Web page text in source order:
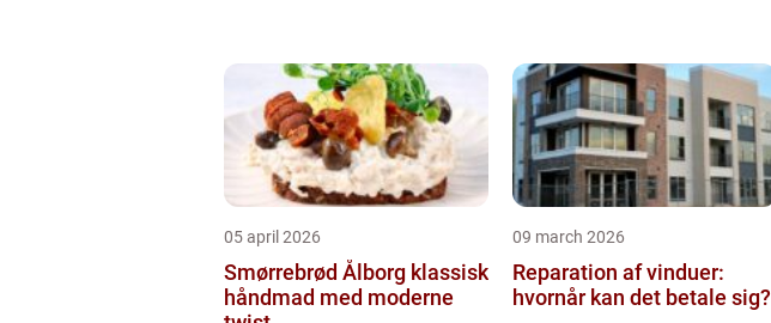
05 april 2026
Smørrebrød Ålborg klassisk
håndmad med moderne
09 march 2026
Reparation af vinduer:
hvornår kan det betale sig?